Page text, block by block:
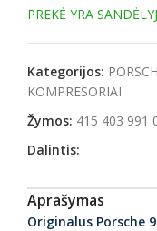
PREKĖ YRA
Kategorijos:
KOMPRESORIAI
Žymos: 415 403 991
Dalintis:
Aprašymas
Originalus Porsche